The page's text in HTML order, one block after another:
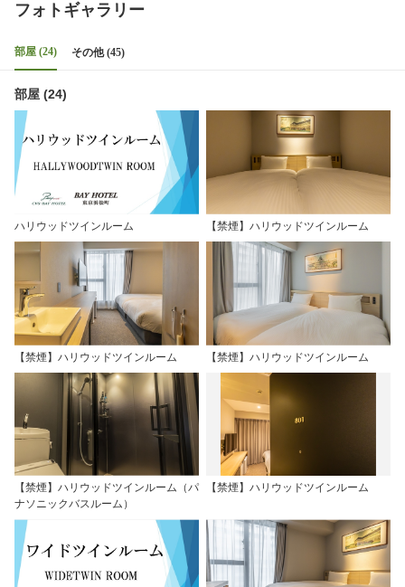
フォトギャラリー
部屋 (24) その他 (45)
部屋 (24)
ハリウッドツインルーム 【禁煙】ハリウッドツインルーム
【禁煙】ハリウッドツインルーム 【禁煙】ハリウッドツインルーム
【禁煙】ハリウッドツインルーム（パ
ナソニックバスルーム）
【禁煙】ハリウッドツインルーム